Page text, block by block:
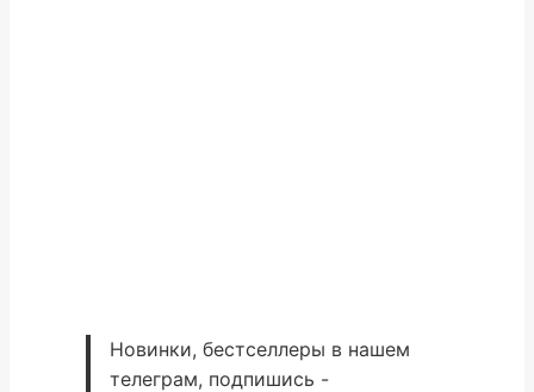
Новинки, бестселлеры в нашем
телеграм, подпишись -